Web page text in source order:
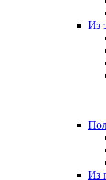
Из
Из